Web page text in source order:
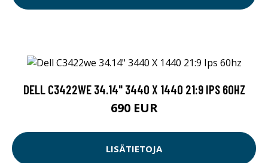
DELL C3422WE 34.14" 3440 X 1440 21:9 IPS 60HZ
690 EUR
LISÄTIETOJA